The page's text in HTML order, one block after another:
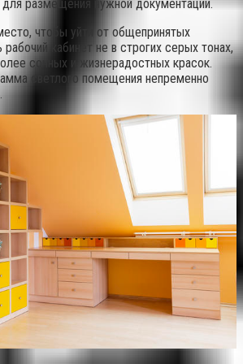
размещения нужной документации.
чтобы уйти от общепринятых
кабинет не в строгих серых тонах,
сочных и жизнерадостных красок.
светлого помещения непременно